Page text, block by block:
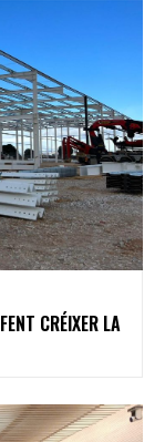
CRÉIXER LA